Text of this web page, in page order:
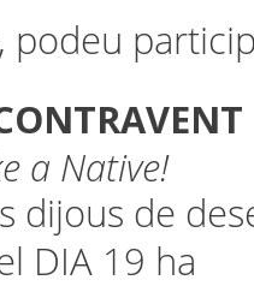
, podeu
a Native!
dijous de
DIA 19 ha